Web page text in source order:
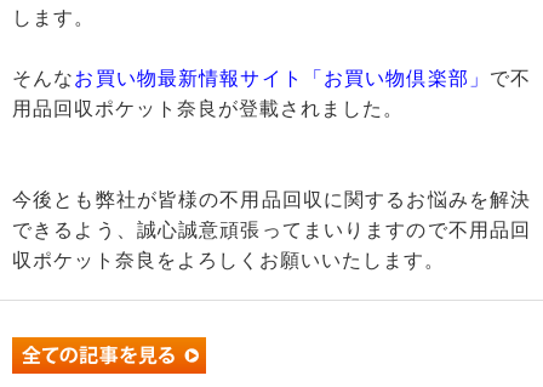
します。
そんなお買い物最新情報サイト「お買い物倶楽部」 で不
用品回収ポケット奈良が登載されました。
今後とも弊社が皆様の不用品回収に関するお悩みを解決
できるよう、誠心誠意頑張ってまいりますので不用品回
収ポケット奈良をよろしくお願いいたします。